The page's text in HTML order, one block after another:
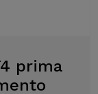
prima